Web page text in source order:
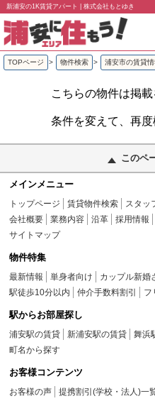
新浦安の1K賃貸アパート | 株式会社もとゆき
TOPページ > 物件検索 > 浦安市の賃貸
こちらの物件は掲載
条件を変えて、再度
このペ
メインメニュー
トップページ 賃貸物件検索 スタッ
会社概要
業務内容 沿革 採用情報
サイトマップ
物件特集
最新情報 単身者向け カップル新婚
駅徒歩10分以内
仲介手数料割引 フ
駅からお部屋探し
浦安駅の賃貸 新浦安駅の賃貸 舞浜
町名から探す
お客様コンテンツ
お客様の声 提携割引(学校・法人)一